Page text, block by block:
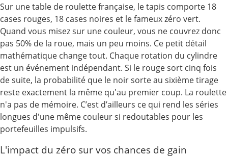
Sur une table de roulette française, le tapis comporte 18
cases rouges, 18 cases noires et le fameux zéro vert.
Quand vous misez sur une couleur, vous ne couvrez donc
pas 50% de la roue, mais un peu moins. Ce petit détail
mathématique change tout. Chaque rotation du cylindre
est un événement indépendant. Si le rouge sort cinq fois
de suite, la probabilité que le noir sorte au sixième tirage
reste exactement la même qu'au premier coup. La roulette
n'a pas de mémoire. C’est d’ailleurs ce qui rend les séries
longues d'une même couleur si redoutables pour les
portefeuilles impulsifs.
L'impact du zéro sur vos chances de gain